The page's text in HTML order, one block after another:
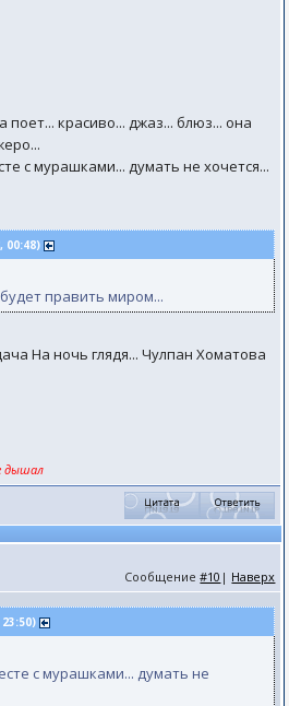
красиво... джаз... блюз... она
с мурашками... думать не хочется...
00:48)
править миром...
На ночь глядя... Чулпан Хоматова
дышал
Сообщение#10 | Наверх
23:50)
с мурашками... думать не